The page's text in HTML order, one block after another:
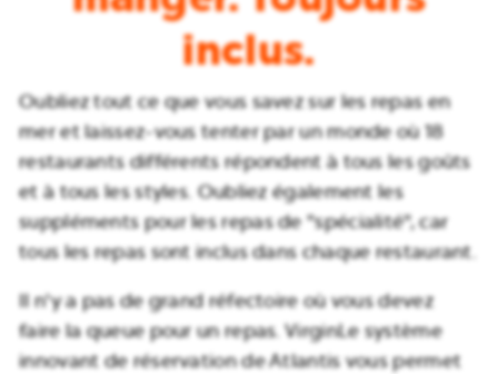
inclus.
Oubliez tout ce que vous savez sur les repas en
mer et laissez-vous tenter par un monde où 18
restaurants différents répondent à tous les goûts
et à tous les styles. Oubliez également les
suppléments pour les repas de "spécialité", car
tous les repas sont inclus dans chaque restaurant.
Il n'y a pas de grand réfectoire où vous devez
faire la queue pour un repas. VirginLe système
innovant de réservation de Atlantis vous permet